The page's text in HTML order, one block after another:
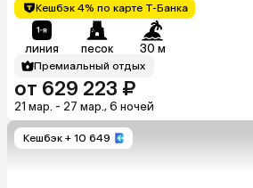
Кешбэк 4% по карте Т-Банка
линия песок 30 м
Премиальный отдых
от 629 223 ₽
21 мар. - 27 мар., 6 ночей
Кешбэк + 10 649